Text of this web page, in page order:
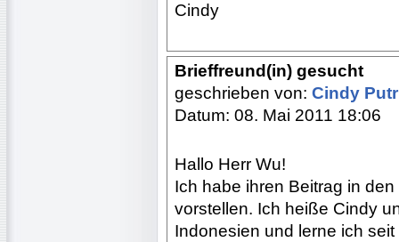
Cindy
Brieffreund(in) gesucht
geschrieben von: Cindy
Datum: 08. Mai 2011 18:06
Hallo Herr Wu!
Ich habe ihren Beitrag in
vorstellen. Ich heiße Cindy
Indonesien und lerne ich